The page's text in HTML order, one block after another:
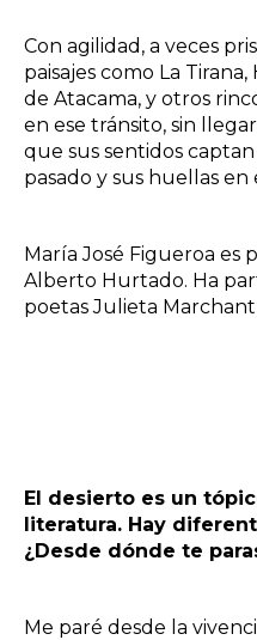
Con agilidad, a veces
paisajes como La
de Atacama, y otros
en ese tránsito, sin
que sus sentidos
pasado y sus huellas en
María José Figueroa es
Alberto Hurtado. Ha
poetas Julieta
El desierto es un
literatura. Hay
¿Desde dónde te
Me paré desde la